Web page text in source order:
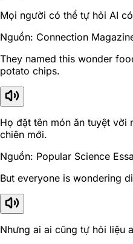
Mọi người có thể tự hỏi AI
Nguồn: Connection
They named this wonder
potato chips.
Họ đặt tên món ăn tuyệt vời
chiên mới.
Nguồn: Popular Science
But everyone is wondering
Nhưng ai ai cũng tự hỏi liệu